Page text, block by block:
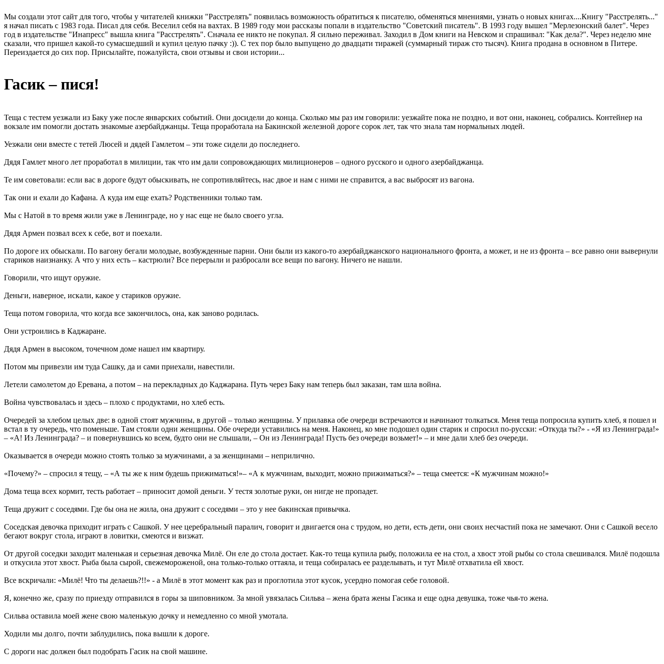
Мы создали этот сайт для того, чтобы у читателей книжки "Расстрелять" появилась возможность обратиться к писателю, обменяться мнениями, узнать о новых книгах....Книгу "Расстрелять..."
я начал писать с 1983 года. Писал для себя. Веселил себя на вахтах. В 1989 году мои рассказы попали в издательство "Советский писатель". В 1993 году вышел "Мерлезонский балет". Через
год в издательстве "Инапресс" вышла книга "Расстрелять". Сначала ее никто не покупал. Я сильно переживал. Заходил в Дом книги на Невском и спрашивал: "Как дела?". Через неделю мне
сказали, что пришел какой-то сумасшедший и купил целую пачку :)). С тех пор было выпущено до двадцати тиражей (суммарный тираж сто тысяч). Книга продана в основном в Питере.
Переиздается до сих пор. Присылайте, пожалуйста, свои отзывы и свои истории...
Гасик – пися!
Теща с тестем уезжали из Баку уже после январских событий. Они досидели до конца. Сколько мы раз им говорили: уезжайте пока не поздно, и вот они, наконец, собрались. Контейнер на
вокзале им помогли достать знакомые азербайджанцы. Теща проработала на Бакинской железной дороге сорок лет, так что знала там нормальных людей.
Уезжали они вместе с тетей Люсей и дядей Гамлетом – эти тоже сидели до последнего.
Дядя Гамлет много лет проработал в милиции, так что им дали сопровождающих милиционеров – одного русского и одного азербайджанца.
Те им советовали: если вас в дороге будут обыскивать, не сопротивляйтесь, нас двое и нам с ними не справится, а вас выбросят из вагона.
Так они и ехали до Кафана. А куда им еще ехать? Родственники только там.
Мы с Натой в то время жили уже в Ленинграде, но у нас еще не было своего угла.
Дядя Армен позвал всех к себе, вот и поехали.
По дороге их обыскали. По вагону бегали молодые, возбужденные парни. Они были из какого-то азербайджанского национального фронта, а может, и не из фронта – все равно они вывернули
стариков наизнанку. А что у них есть – кастрюли? Все перерыли и разбросали все вещи по вагону. Ничего не нашли.
Говорили, что ищут оружие.
Деньги, наверное, искали, какое у стариков оружие.
Теща потом говорила, что когда все закончилось, она, как заново родилась.
Они устроились в Каджаране.
Дядя Армен в высоком, точечном доме нашел им квартиру.
Потом мы привезли им туда Сашку, да и сами приехали, навестили.
Летели самолетом до Еревана, а потом – на перекладных до Каджарана. Путь через Баку нам теперь был заказан, там шла война.
Война чувствовалась и здесь – плохо с продуктами, но хлеб есть.
Очередей за хлебом целых две: в одной стоят мужчины, в другой – только женщины. У прилавка обе очереди встречаются и начинают толкаться. Меня теща попросила купить хлеб, я пошел и
встал в ту очередь, что поменьше. Там стояли одни женщины. Обе очереди уставились на меня. Наконец, ко мне подошел один старик и спросил по-русски: «Откуда ты?» - «Я из Ленинграда!»
– «А! Из Ленинграда? – и повернувшись ко всем, будто они не слышали, – Он из Ленинграда! Пусть без очереди возьмет!» – и мне дали хлеб без очереди.
Оказывается в очереди можно стоять только за мужчинами, а за женщинами – неприлично.
«Почему?» – спросил я тещу, – «А ты же к ним будешь прижиматься!»– «А к мужчинам, выходит, можно прижиматься?» – теща смеется: «К мужчинам можно!»
Дома теща всех кормит, тесть работает – приносит домой деньги. У тестя золотые руки, он нигде не пропадет.
Теща дружит с соседями. Где бы она не жила, она дружит с соседями – это у нее бакинская привычка.
Соседская девочка приходит играть с Сашкой. У нее церебральный паралич, говорит и двигается она с трудом, но дети, есть дети, они своих несчастий пока не замечают. Они с Сашкой весело
бегают вокруг стола, играют в ловитки, смеются и визжат.
От другой соседки заходит маленькая и серьезная девочка Милё. Он еле до стола достает. Как-то теща купила рыбу, положила ее на стол, а хвост этой рыбы со стола свешивался. Милё подошла
и откусила этот хвост. Рыба была сырой, свежемороженой, она только-только оттаяла, и теща собиралась ее разделывать, и тут Милё отхватила ей хвост.
Все вскричали: «Милё! Что ты делаешь?!!» - а Милё в этот момент как раз и проглотила этот кусок, усердно помогая себе головой.
Я, конечно же, сразу по приезду отправился в горы за шиповником. За мной увязалась Сильва – жена брата жены Гасика и еще одна девушка, тоже чья-то жена.
Сильва оставила моей жене свою маленькую дочку и немедленно со мной умотала.
Ходили мы долго, почти заблудились, пока вышли к дороге.
С дороги нас должен был подобрать Гасик на свой машине.